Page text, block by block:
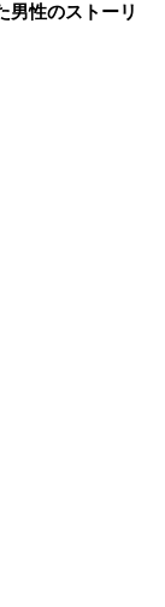
男性のストーリ